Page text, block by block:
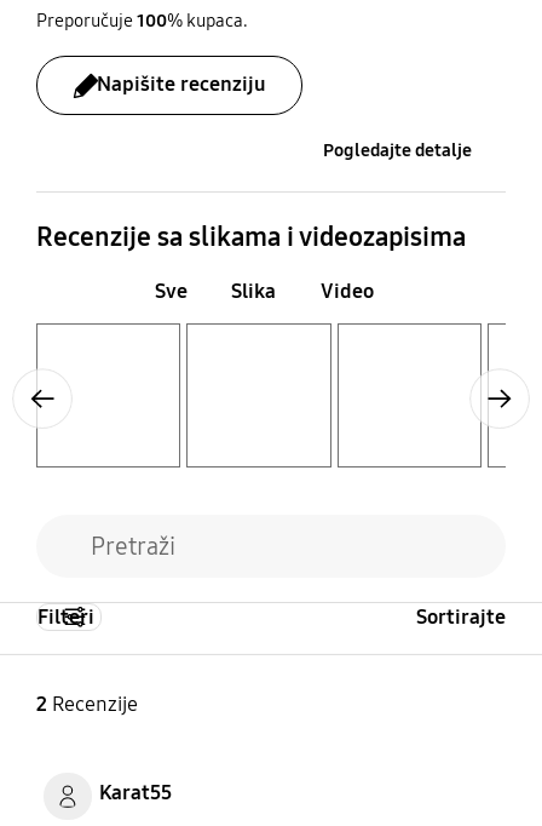
Preporučuje100% kupaca.
Napišite recenziju
Pogledajte detalje
Recenzije sa slikama i videozapisima
Sve Slika Video
2 Recenzije
Filteri Sortirajte
Karat55